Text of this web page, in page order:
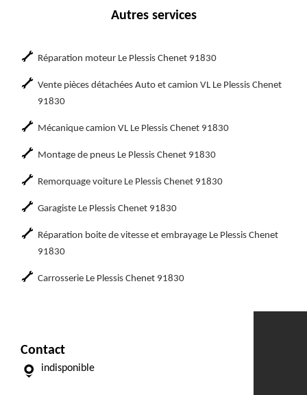
Autres services
Réparation moteur Le Plessis Chenet 91830
Vente pièces détachées Auto et camion VL Le Plessis Chenet
91830
Mécanique camion VL Le Plessis Chenet 91830
Montage de pneus Le Plessis Chenet 91830
Remorquage voiture Le Plessis Chenet 91830
Garagiste Le Plessis Chenet 91830
Réparation boite de vitesse et embrayage Le Plessis Chenet
91830
Carrosserie Le Plessis Chenet 91830
Contact
indisponible